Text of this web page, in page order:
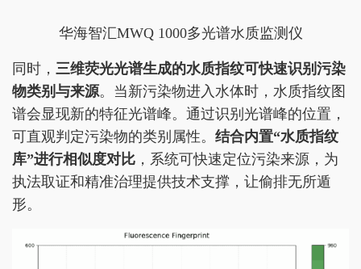
华海智汇MWQ 1000多光谱水质监测仪
同时， 三维荧光光谱生成的水质指纹可快速识别污染
物类别与来源。当新污染物进入水体时，水质指纹图
谱会显现新的特征光谱峰。通过识别光谱峰的位置，
可直观判定污染物的类别属性。 结合内置“水质指纹
库”进行相似度对比 ，系统可快速定位污染来源，为
执法取证和精准治理提供技术支撑，让偷排无所遁
形。